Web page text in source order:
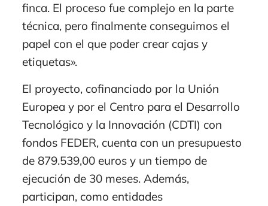
finca. El proceso fue complejo en la parte
técnica, pero finalmente conseguimos el
papel con el que poder crear cajas y
etiquetas».
El proyecto, cofinanciado por la Unión
Europea y por el Centro para el Desarrollo
Tecnológico y la Innovación (CDTI) con
fondos FEDER, cuenta con un presupuesto
de 879.539,00 euros y un tiempo de
ejecución de 30 meses. Además,
participan, como entidades